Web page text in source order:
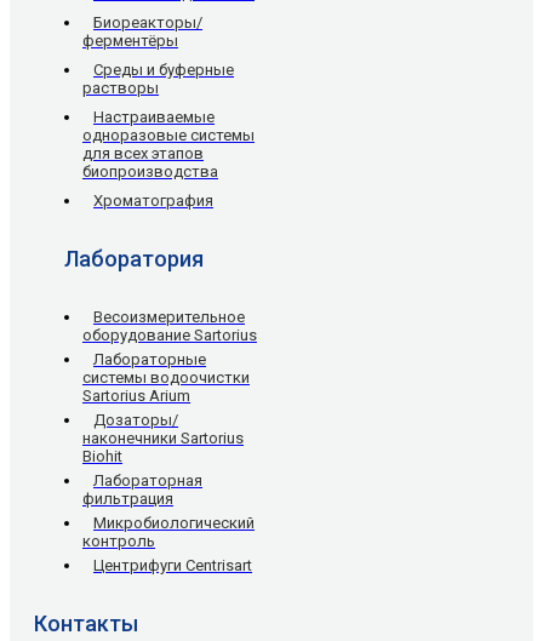
Биореакторы/
ферментёры
Среды и буферные
растворы
Настраиваемые
одноразовые системы
для всех этапов
биопроизводства
Хроматография
Лаборатория
Весоизмерительное
оборудование Sartorius
Лабораторные
системы водоочистки
Sartorius Arium
Дозаторы/
наконечники Sartorius
Biohit
Лабораторная
фильтрация
Микробиологический
контроль
Центрифуги Centrisart
Контакты